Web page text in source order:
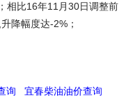
相比16年11月30日调整前
降幅度达-2%；
询 宜春柴油油价查询